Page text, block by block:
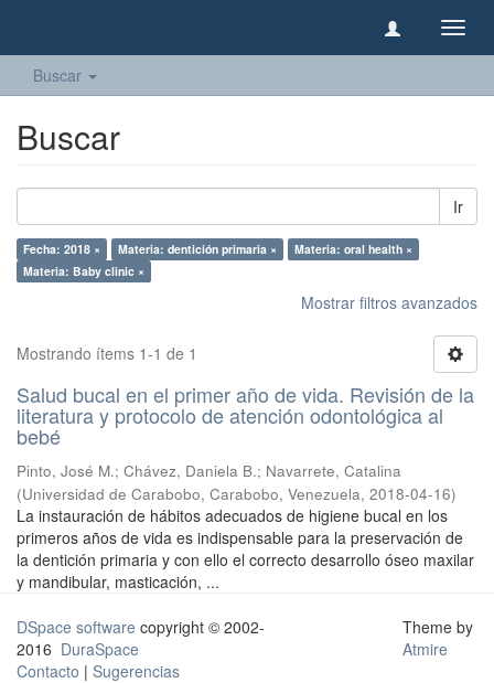
Buscar
Buscar
Ir
Fecha: 2018 × Materia: dentición primaria ×
Materia: oral health ×
Materia: Baby clinic ×
Mostrar filtros avanzados
Mostrando ítems 1-1 de 1
Salud bucal en el primer año de vida. Revisión de la
literatura y protocolo de atención odontológica al
bebé
Pinto, José M.; Chávez, Daniela B.; Navarrete, Catalina
(Universidad de Carabobo, Carabobo, Venezuela, 2018-04-16)
La instauración de hábitos adecuados de higiene bucal en los
primeros años de vida es indispensable para la preservación de
la dentición primaria y con ello el correcto desarrollo óseo maxilar
y mandibular, masticación, ...
DSpace software copyright © 2002-
2016 DuraSpace
Contacto | Sugerencias
Theme by
Atmire